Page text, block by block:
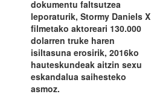
dokumentu faltsutzea
leporaturik, Stormy Daniels X
filmetako aktoreari 130.000
dolarren truke haren
isiltasuna erosirik, 2016ko
hauteskundeak aitzin sexu
eskandalua saihesteko
asmoz.